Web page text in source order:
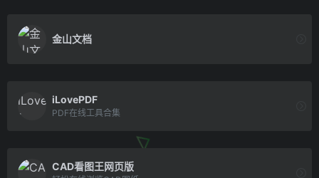
金山文档
iLovePDF
PDF在线工具合集
CAD看图王网页版